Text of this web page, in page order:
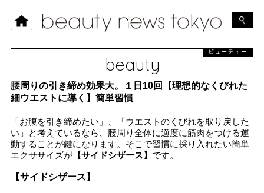
beauty
ビューティー
腰周りの引き締め効果大。１日10回【理想的なくびれた
細ウエストに導く】簡単習慣
「お腹を引き締めたい」、「ウエストのくびれを取り戻した
い」と考えているなら、腰周り全体に適度に筋肉をつける運
動することが鍵になります。そこで習慣に採り入れたい簡単
エクササイズが 【サイドシザース】 です。
【サイドシザース】